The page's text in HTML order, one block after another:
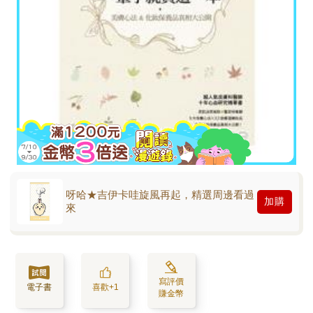
呀哈★吉伊卡哇旋風再起，精選周邊看過
來
加購
電子書 喜歡+1
寫評價
賺金幣